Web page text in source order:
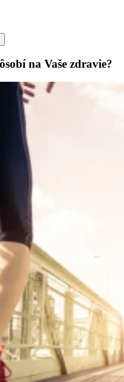
na Vaše zdravie?